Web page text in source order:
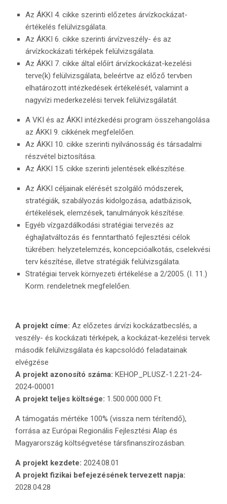
Az ÁKKI 4. cikke szerinti előzetes árvízkockázat-
értékelés felülvizsgálata.
Az ÁKKI 6. cikke szerinti árvízveszély- és az
árvízkockázati térképek felülvizsgálata.
Az ÁKKI 7. cikke által előírt árvízkockázat-kezelési
terve(k) felülvizsgálata, beleértve az előző tervben
elhatározott intézkedések értékelését, valamint a
nagyvízi mederkezelési tervek felülvizsgálatát.
A VKI és az ÁKKI intézkedési program összehangolása
az ÁKKI 9. cikkének megfelelően.
Az ÁKKI 10. cikke szerinti nyilvánosság és társadalmi
részvétel biztosítása.
Az ÁKKI 15. cikke szerinti jelentések elkészítése.
Az ÁKKI céljainak elérését szolgáló módszerek,
stratégiák, szabályozás kidolgozása, adatbázisok,
értékelések, elemzések, tanulmányok készítése.
Egyéb vízgazdálkodási stratégiai tervezés az
éghajlatváltozás és fenntartható fejlesztési célok
tükrében: helyzetelemzés, koncepcióalkotás, cselekvési
terv készítése, illetve stratégiák felülvizsgálata.
Stratégiai tervek környezeti értékelése a 2/2005. (I. 11.)
Korm. rendeletnek megfelelően.
A projekt címe: Az előzetes árvízi kockázatbecslés, a
veszély- és kockázati térképek, a kockázat-kezelési tervek
második felülvizsgálata és kapcsolódó feladatainak
elvégzése
A projekt azonosító száma: KEHOP_PLUSZ-1.2.21-24-
2024-00001
A projekt teljes költsége: 1.500.000.000 Ft.
A támogatás mértéke 100% (vissza nem térítendő),
forrása az Európai Regionális Fejlesztési Alap és
Magyarország költségvetése társfinanszírozásban.
A projekt kezdete: 2024.08.01
A projekt fizikai befejezésének tervezett napja:
2028.04.28